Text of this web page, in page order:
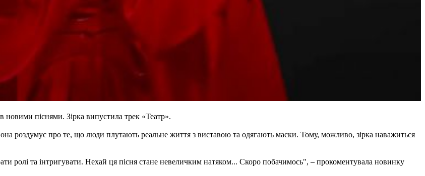
новими піснями. Зірка випустила трек «Театр».
роздумує про те, що люди плутають реальне життя з виставою та одягають маски. Тому, можливо, зірка наважиться
ролі та інтригувати. Нехай ця пісня стане невеличким натяком... Скоро побачимось", – прокоментувала новинку